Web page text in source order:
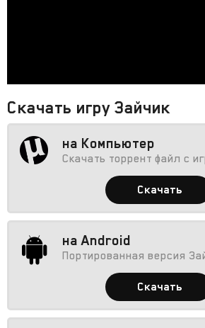
Скачать игру Зайчик
на Компьютер
Скачать торрент файл с
Скачать
на Android
Портированная версия
Скачать